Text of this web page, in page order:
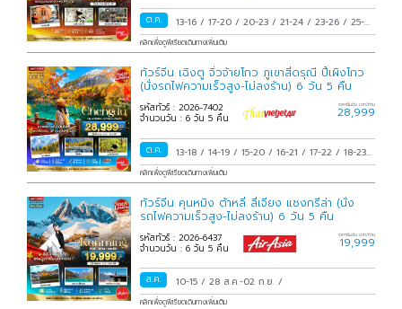
ต.ค. 13-16/17-20/20-23/21-24/23-26/25-
28/28-31/
คลิกเพื่อดูพีเรียดเดินทางเพิ่มเติม
ทัวร์จีน เฉิงตู จิ่วจ้ายโกว ภูเขาสี่ดรุณี ปี้เผิงโกว
(นั่งรถไฟความเร็วสูง-ไม่ลงร้าน) 6 วัน 5 คืน
รหัสทัวร์ : 2026-7402
จำนวนวัน : 6 วัน 5 คืน
ราคาเริ่มต้น บาท/ท่าน
28,999
ต.ค. 13-18/14-19/15-20/16-21/17-22/18-23/
19-24/20-25/21-26/22-27/23-28/24-
29/25-30/26-31/27 ต.ค.-01 พ.ย./28
ต.ค.-02 พ.ย./29 ต.ค.-03 พ.ย./30 ต.ค.-04
พ.ย./31 ต.ค.-05 พ.ย./
คลิกเพื่อดูพีเรียดเดินทางเพิ่มเติม
ทัวร์จีน คุนหมิง ต้าหลี่ ลี่เจียง แชงกรีล่า (นั่ง
รถไฟความเร็วสูง-ไม่ลงร้าน) 6 วัน 5 คืน
รหัสทัวร์ : 2026-6437
จำนวนวัน : 6 วัน 5 คืน
ราคาเริ่มต้น บาท/ท่าน
19,999
ส.ค. 10-15/28 ส.ค.-02 ก.ย./
คลิกเพื่อดูพีเรียดเดินทางเพิ่มเติม